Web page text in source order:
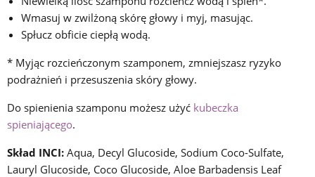
Wmasuj w zwilżoną skórę głowy i myj, masując.
Spłucz obficie ciepłą wodą.
* Myjąc rozcieńczonym szamponem, zmniejszasz ryzyko
podrażnień i przesuszenia skóry głowy.
Do spienienia szamponu możesz użyć kubeczka
spieniającego.
Skład INCI: Aqua, Decyl Glucoside, Sodium Coco-Sulfate,
Lauryl Glucoside, Coco Glucoside, Aloe Barbadensis Leaf